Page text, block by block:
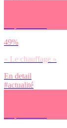
49%
« Le chauffage »
En detail
#actualité